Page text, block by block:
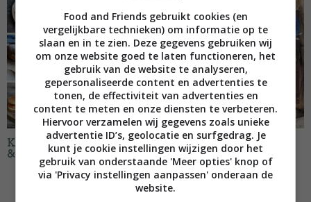
Kerstrecepten | Mixen
& Matchen
Tapas
Food and Friends gebruikt cookies (en
vergelijkbare technieken) om informatie op te
slaan en in te zien. Deze gegevens gebruiken wij
om onze website goed te laten functioneren, het
gebruik van de website te analyseren,
gepersonaliseerde content en advertenties te
tonen, de effectiviteit van advertenties en
content te meten en onze diensten te verbeteren.
Hiervoor verzamelen wij gegevens zoals unieke
advertentie ID’s, geolocatie en surfgedrag. Je
kunt je cookie instellingen wijzigen door het
gebruik van onderstaande 'Meer opties' knop of
via 'Privacy instellingen aanpassen' onderaan de
website.